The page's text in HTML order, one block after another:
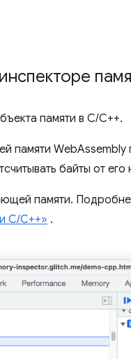
памяти в C/C++.
памяти
байты от его
памяти.
C/C++» .